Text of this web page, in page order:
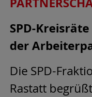
SPD-
der
Die SPD-
Rastatt